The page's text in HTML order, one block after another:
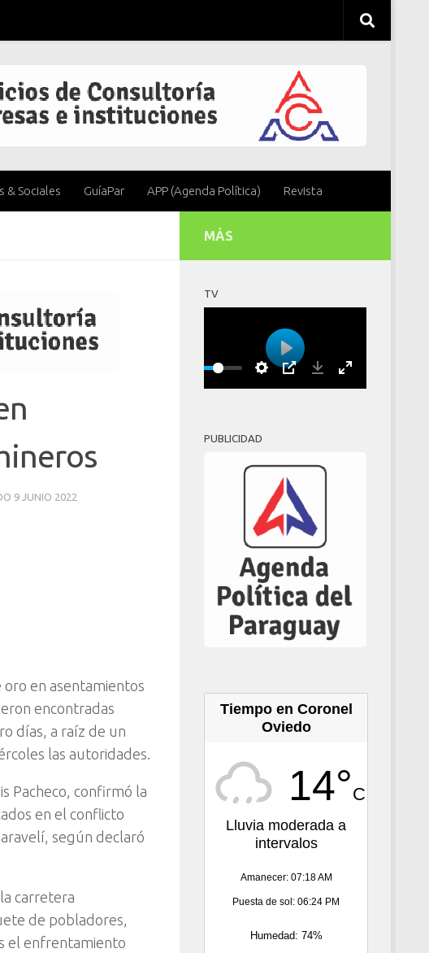
& Sociales GuíaPar APP (Agenda Política) Revista
9 JUNIO 2022
oro en asentamientos
encontradas
días, a raíz de un
las autoridades.
Pacheco, confirmó la
en el conflicto
según declaró
carretera
de pobladores,
el enfrentamiento
MÁS
TV
Play
PUBLICIDAD
Tiempo en Coronel
Oviedo
14°C
Lluvia moderada a
intervalos
Amanecer: 07:18 AM
Puesta de sol: 06:24 PM
Humedad: 74%